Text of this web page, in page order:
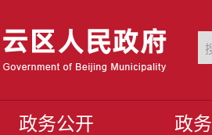
政务公开 政